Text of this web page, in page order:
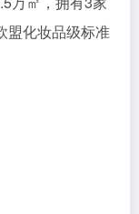
盟化妆品级标准